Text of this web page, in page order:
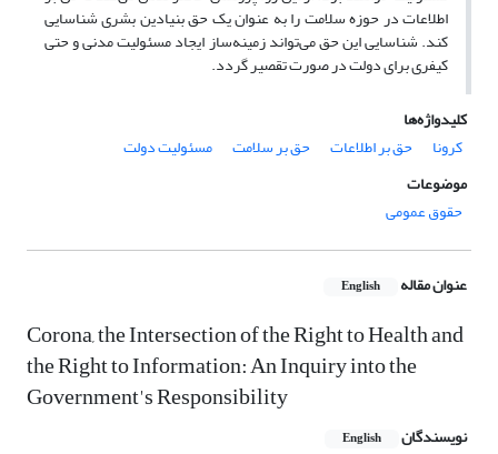
اطلاعات در حوزه سلامت را به عنوان یک حق بنیادین بشری شناسایی
کند. شناسایی این حق می‌تواند زمینه‌ساز ایجاد مسئولیت مدنی و حتی
کیفری برای دولت در صورت تقصیر گردد.
کلیدواژه‌ها
کرونا
حق بر اطلاعات حق بر سلامت
مسئولیت دولت
موضوعات
حقوق عمومی
عنوان مقاله English
Corona, the Intersection of the Right to Health and
the Right to Information: An Inquiry into the
Government's Responsibility
نویسندگان English